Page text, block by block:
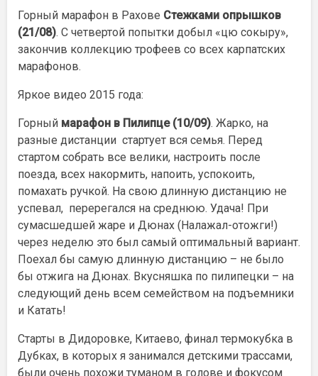
Горный марафон в Рахове Стежками опрышков
(21/08). С четвертой попытки добыл «цю сокыру»,
закончив коллекцию трофеев со всех карпатских
марафонов.
Яркое видео 2015 года:
Горный марафон в Пилипце (10/09). Жарко, на
разные дистанции стартует вся семья. Перед
стартом собрать все велики, настроить после
поезда, всех накормить, напоить, успокоить,
помахать ручкой. На свою длинную дистанцию не
успевал, перерегался на среднюю. Удача! При
сумасшедшей жаре и Дюнах (Налажал-отожги!)
через неделю это был самый оптимальный вариант.
Поехал бы самую длинную дистанцию – не было
бы отжига на Дюнах. Вкусняшка по пилипецки – на
следующий день всем семейством на подъемники
и Катать!
Старты в Дидоровке, Китаево, финал термокубка в
Дубках, в которых я занимался детскими трассами,
были очень похожи туманом в голове и фокусом